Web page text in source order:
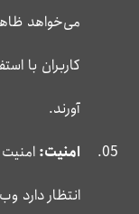
می‌خواهد
کاربران با
آورند.
امنیت:
انتظار دارد